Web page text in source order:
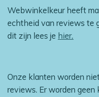
Webwinkelkeur heeft
echtheid van reviews te
dit zijn lees je hier.
Onze klanten worden
reviews. Er worden geen